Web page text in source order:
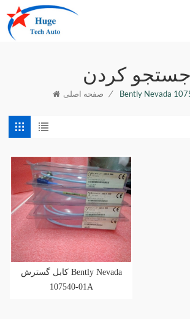
جستجو کردن
صفحه اصلی / Bently Nevada
کابل گسترش Bently Nevada
107540-01A